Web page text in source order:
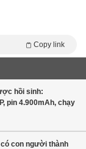
Copy link
hồi sinh:
pin 4.900mAh, chạy
con người thành